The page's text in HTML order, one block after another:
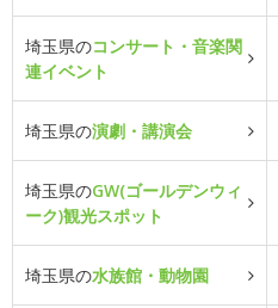
埼玉県のコンサート・音楽関
連イベント
埼玉県の演劇・講演会
埼玉県のGW(ゴールデンウィ
ーク)観光スポット
埼玉県の水族館・動物園